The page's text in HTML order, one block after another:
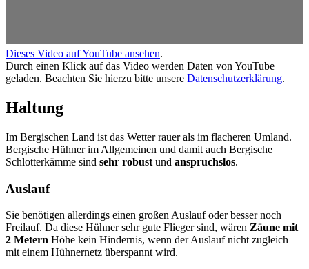
Dieses Video auf YouTube ansehen.
Durch einen Klick auf das Video werden Daten von YouTube
geladen. Beachten Sie hierzu bitte unsere Datenschutzerklärung.
Haltung
Im Bergischen Land ist das Wetter rauer als im flacheren Umland.
Bergische Hühner im Allgemeinen und damit auch Bergische
Schlotterkämme sind sehr robust und anspruchslos.
Auslauf
Sie benötigen allerdings einen großen Auslauf oder besser noch
Freilauf. Da diese Hühner sehr gute Flieger sind, wären Zäune mit
2 Metern Höhe kein Hindernis, wenn der Auslauf nicht zugleich
mit einem Hühnernetz überspannt wird.